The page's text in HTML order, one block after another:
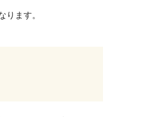
ります。